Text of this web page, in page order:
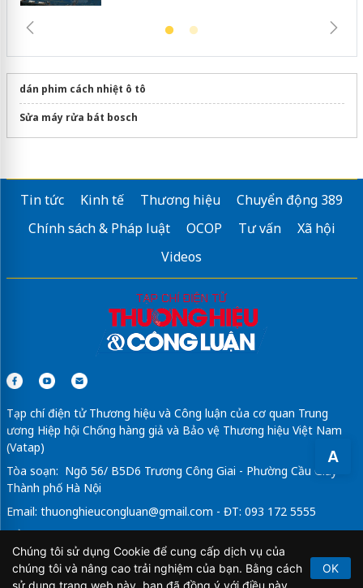
A
dán phim cách nhiệt ô tô
Sửa máy rửa bát bosch
Tin tức Kinh tế Thương hiệu
Chuyển động 389
Chính sách & Pháp luật
OCOP Tư vấn
Xã hội
Videos
Tạp chí điện tử Thương hiệu và Công luận của cơ quan Trung
ương Hiệp hội Chống hàng giả và Bảo vệ Thương hiệu Việt Nam
(Vatap)
Tòa soạn: Ngõ 56/ B5D6 Trương Công Giai - Phường Cầu Giấy -
Thành phố Hà Nội
Email: thuonghieucongluan@gmail.com - ĐT: 093 172 5555
Tổng Biên Tập: Vũ Đức Thuận
Giấy phép hoạt động báo chí điện tử số 64/GP-BTTTT do Bộ
Thông tin và Truyền thông cấp ngày 21/2/2020.
Chúng tôi sử dụng Cookie để cung cấp dịch vụ của
chúng tôi và nâng cao trải nghiệm của bạn. Bằng cách
sử dụng trang web này, bạn đã đồng ý với điều này.
OK